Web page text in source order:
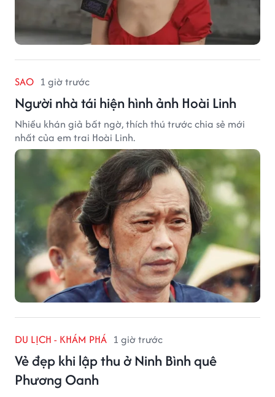
SAO 1 giờ trước
Người nhà tái hiện hình ảnh Hoài Linh
Nhiều khán giả bất ngờ, thích thú trước chia sẻ mới
nhất của em trai Hoài Linh.
DU LỊCH - KHÁM PHÁ 1 giờ trước
Vẻ đẹp khi lập thu ở Ninh Bình quê
Phương Oanh